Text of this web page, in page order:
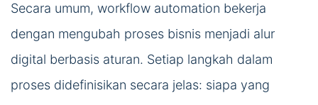
Secara umum, workflow automation bekerja
dengan mengubah proses bisnis menjadi alur
digital berbasis aturan. Setiap langkah dalam
proses didefinisikan secara jelas: siapa yang